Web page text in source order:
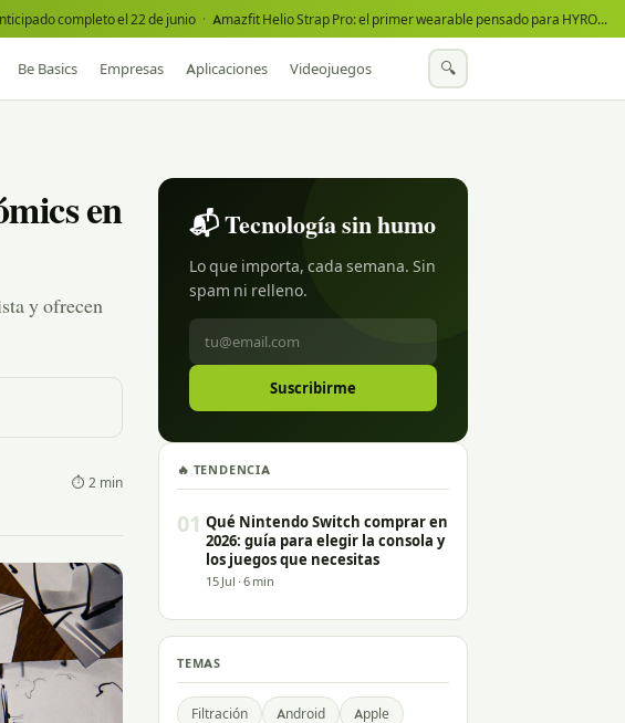
completo el 22 de junio · Amazfit Helio Strap Pro: el primer wearable pensado para HYROX
Be Basics Empresas Aplicaciones Videojuegos 🔍
en
y ofrecen
⏱ 2 min
📬 Tecnología sin humo
Lo que importa, cada semana. Sin
spam ni relleno.
Suscribirme
🔥 TENDENCIA
01 Qué Nintendo Switch comprar en
2026: guía para elegir la consola y
los juegos que necesitas
15 Jul · 6 min
TEMAS
Filtración Android Apple